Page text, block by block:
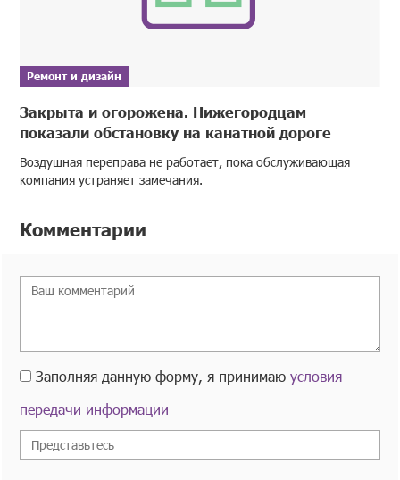
Ремонт и дизайн
Закрыта и огорожена. Нижегородцам
показали обстановку на канатной дороге
Воздушная переправа не работает, пока обслуживающая
компания устраняет замечания.
Комментарии
Заполняя данную форму, я принимаюусловия
передачи информации